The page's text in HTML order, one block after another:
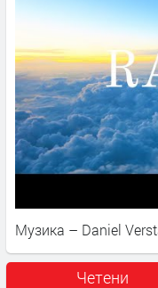
Музика – Daniel
Четени